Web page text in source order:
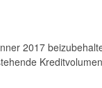
2017